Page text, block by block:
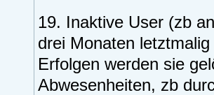
19. Inaktive User (zb
drei Monaten
Erfolgen werden sie
Abwesenheiten, zb